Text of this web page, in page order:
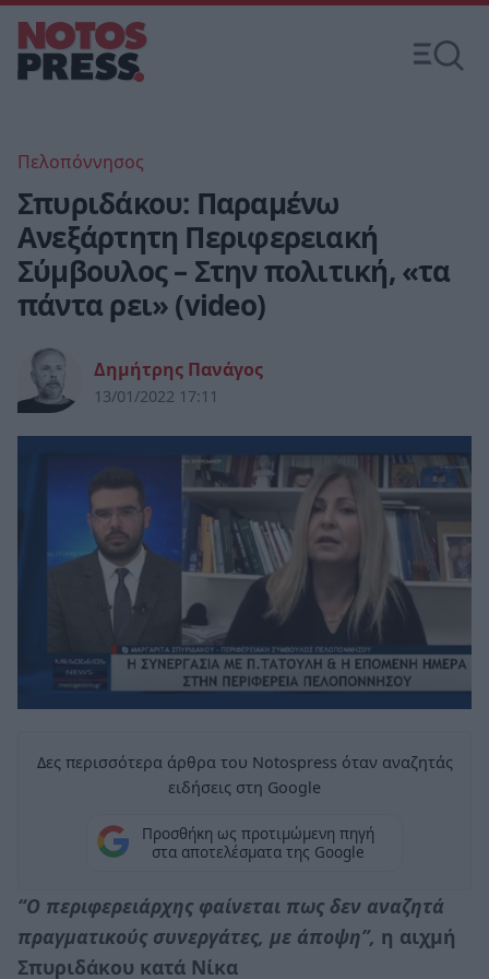
Πελοπόννησος
Σπυριδάκου: Παραμένω
Ανεξάρτητη Περιφερειακή
Σύμβουλος – Στην πολιτική, «τα
πάντα ρει» (video)
Δημήτρης Πανάγος
13/01/2022 17:11
Δες περισσότερα άρθρα του Notospress όταν αναζητάς
ειδήσεις στη Google
Προσθήκη ως προτιμώμενη πηγή
στα αποτελέσματα της Google
“Ο περιφερειάρχης φαίνεται πως δεν αναζητά
πραγματικούς συνεργάτες, με άποψη”, η αιχμή
Σπυριδάκου κατά Νίκα